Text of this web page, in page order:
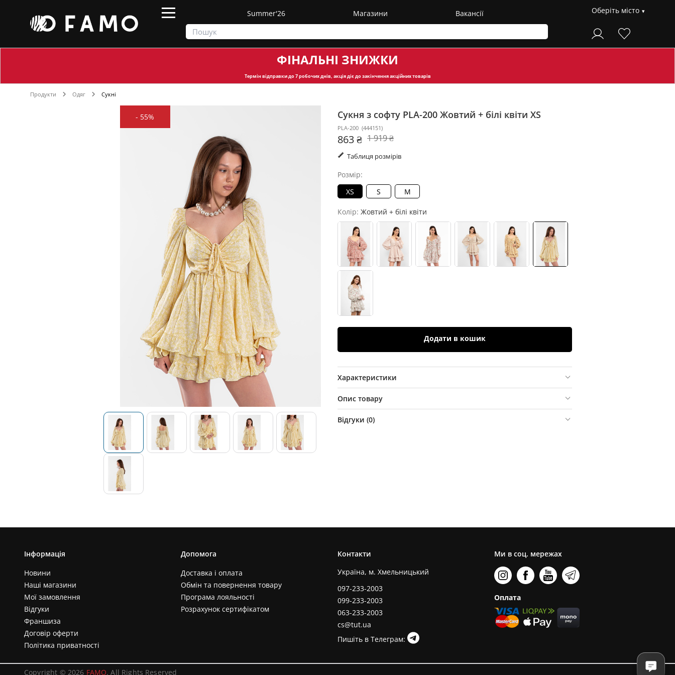
Summer'26 Магазини Вакансії Оберіть місто
ФІНАЛЬНІ ЗНИЖКИ
Термін відправкидо 7 робочих днів, акція діє до закінчення акційних товарів
Продукти Одяг Сукні
- 55% Сукня з софту PLA-200 Жовтий + білі квіти XS
PLA-200 (444151)
863 ₴ 1 919 ₴
Таблиця розмірів
Розмір:
XS
S M
Колір: Жовтий + білі квіти
Додати в кошик
Характеристики
Опис товару
Відгуки (0)
Інформація
Новини
Наші магазини
Мої замовлення
Відгуки
Франшиза
Договір оферти
Політика приватності
Допомога
Доставка і оплата
Обмін та повернення товару
Програма лояльності
Розрахунок сертифікатом
Контакти
Україна, м. Хмельницький
097-233-2003
099-233-2003
063-233-2003
cs@tut.ua
Пишіть в Телеграм:
Ми в соц. мережах
Оплата
Copyright © 2026 FAMO. All Rights Reserved